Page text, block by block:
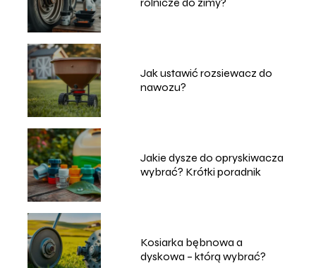
Jak ustawić rozsiewacz do
nawozu?
Jakie dysze do opryskiwacza
wybrać? Krótki poradnik
Kosiarka bębnowa a
dyskowa – którą wybrać?